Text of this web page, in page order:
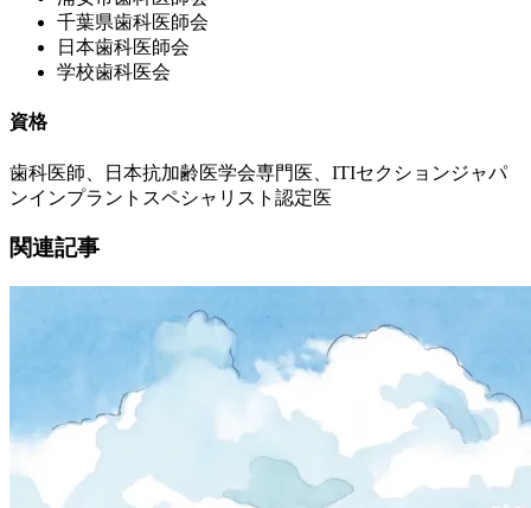
千葉県歯科医師会
日本歯科医師会
学校歯科医会
資格
歯科医師、日本抗加齢医学会専門医、ITIセクションジャパ
ンインプラントスペシャリスト認定医
関連記事